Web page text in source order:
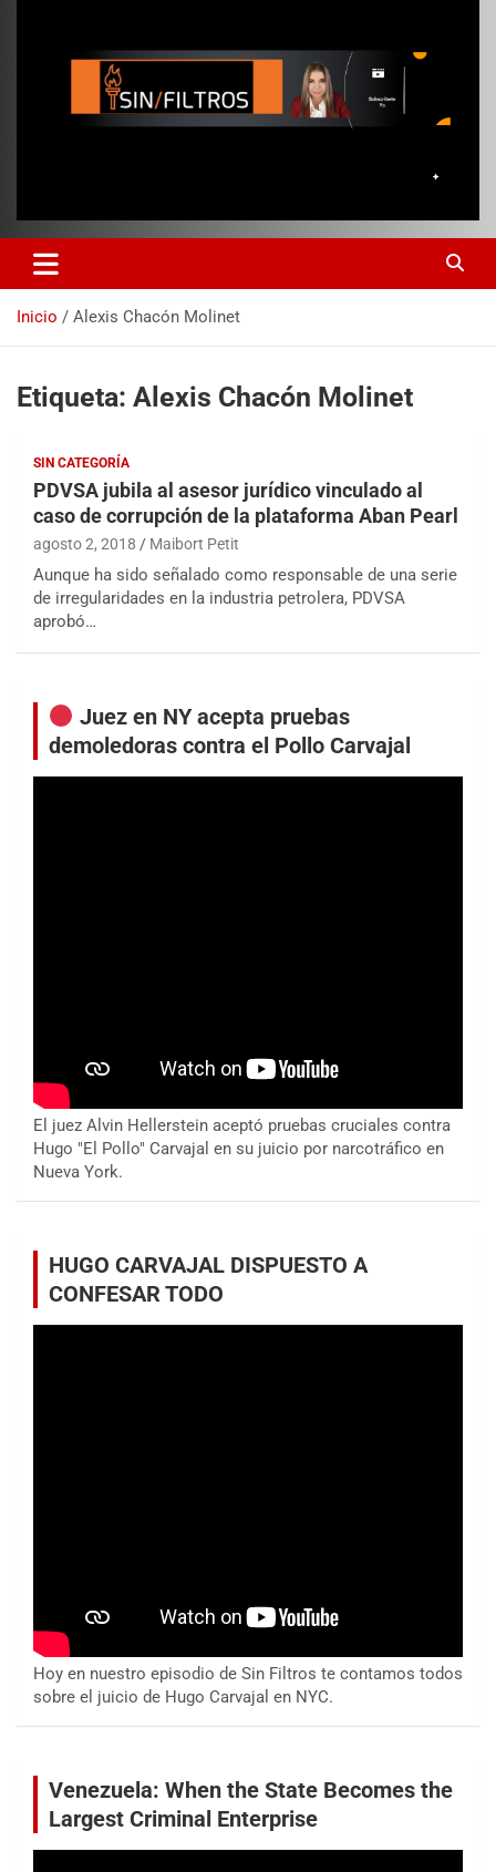
Inicio Alexis Chacón Molinet
Etiqueta: Alexis Chacón Molinet
SIN CATEGORÍA
PDVSA jubila al asesor jurídico vinculado al
caso de corrupción de la plataforma Aban Pearl
agosto 2, 2018 Maibort Petit
Aunque ha sido señalado como responsable de una serie
de irregularidades en la industria petrolera, PDVSA
aprobó…
Juez en NY acepta pruebas
demoledoras contra el Pollo Carvajal
El juez Alvin Hellerstein aceptó pruebas cruciales contra
Hugo "El Pollo" Carvajal en su juicio por narcotráfico en
Nueva York.
HUGO CARVAJAL DISPUESTO A
CONFESAR TODO
Hoy en nuestro episodio de Sin Filtros te contamos todos
sobre el juicio de Hugo Carvajal en NYC.
Venezuela: When the State Becomes the
Largest Criminal Enterprise